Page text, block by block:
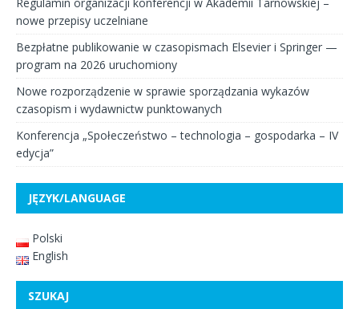
nowe przepisy uczelniane
Bezpłatne publikowanie w czasopismach Elsevier i Springer —
program na 2026 uruchomiony
Nowe rozporządzenie w sprawie sporządzania wykazów
czasopism i wydawnictw punktowanych
Konferencja „Społeczeństwo – technologia – gospodarka – IV
edycja”
JĘZYK/LANGUAGE
Polski
English
SZUKAJ